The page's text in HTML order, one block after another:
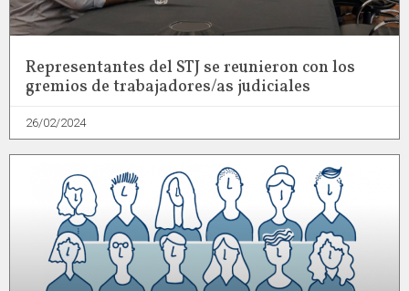
Representantes del STJ se reunieron con los
gremios de trabajadores/as judiciales
26/02/2024